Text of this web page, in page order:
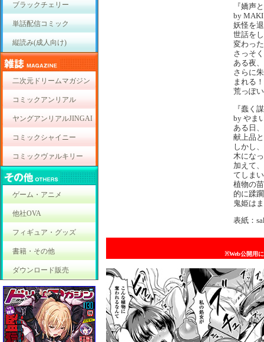
ブラックチェリー
単話配信コミック
縦読み(成人向け)
二次元ドリームマガジン
コミックアンリアル
ヤングアンリアルJINGAI
コミックシャイニー
コミックヴァルキリー
ゲーム・アニメ
他社OVA
フィギュア・グッズ
書籍・その他
ダウンロード販売
『嬌声
by MAKI
妖怪を
世話を
変わっ
さっそ
ある夜
さらに
まれる！
荒っぽ
『蠢く
by やま
ある日
献上品
しかし
木にな
加えて
てしま
植物の
的に蹂
鬼姫は
表紙：
※Web公開用